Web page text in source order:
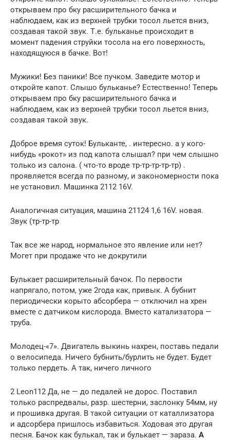
открываем про бку расширительного бачка и
наблюдаем, как из верхней трубки тосол льется вниз,
создавая такой звук. Т.е. бульканье происходит в
момент падения струйки тосола на его поверхность,
находящуюся в бачке. Вот!
Мужики! Без паники! Все пучком. Заведите мотор и
откройте капот. Слышо бульканье? Естественно! Теперь
открываем про бку расширительного бачка и
наблюдаем, как из верхней трубки тосол льется вниз,
создавая такой звук.
Доброе время суток! Бульканте, . интересно. а у кого-
нибудь «рокот» из под капота слышал? при чем слышно
только из салона. ( что-то вроде тр-тр-тр-тр-тр) .
проявляется всегда по разному, и закономерности пока
не установил. Машинка 2112 16V.
Аналогичная ситуация, машина 21124 1,6 16V. новая.
Звук (тр-тр-тр
Так все же народ, нормальное это явление или нет?
Могет при продаже что не докрутили
Булькает расширительный бачок. По первости
напрягало, потом, уже 2года как, привык. А бубнит
периодически корыто абсорбера — отключил на хрен
вместе с датчиком кислорода. Вместо катализатора —
труба.
Молодец-«7». Двигатель выкинь нахрен, поставь педали
о велосипеда. Ничего бубнить/бурлить не будет. Будет
только пердеть. А так, ничего личного
2 Leon112 Да, не — до педалей не дорос. Поставил
только распредвалы, разр. шестерни, заслонку 54мм, ну
и прошивка другая. В такой ситуации от каталлизатора
и адсорбера пришлось избавиться. Ходовая это другая
песня. Бачок как булькал, так и булькает — зараза. А